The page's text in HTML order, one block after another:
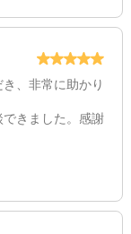
たです。本当に
、非常に助かり
きました。感謝